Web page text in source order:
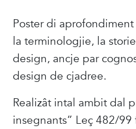
Poster di
la terminologjie, la
design, ancje par
design de cjadree.
Realizât intal ambit dal
insegnants” Leç 482/